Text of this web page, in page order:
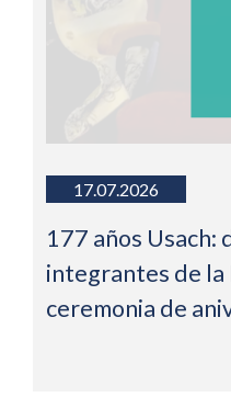
17.07.2026
177 años Usach:
integrantes de la
ceremonia de